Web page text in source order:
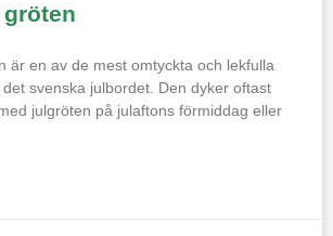
är en av de mest omtyckta och lekfulla
svenska julbordet. Den dyker oftast
julgröten på julaftons förmiddag eller